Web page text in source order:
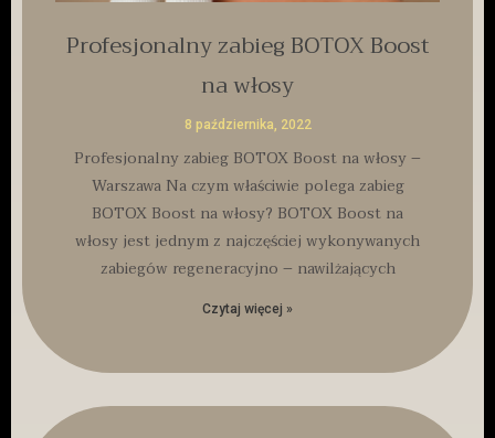
Profesjonalny zabieg BOTOX Boost
na włosy
8 października, 2022
Profesjonalny zabieg BOTOX Boost na włosy –
Warszawa Na czym właściwie polega zabieg
BOTOX Boost na włosy? BOTOX Boost na
włosy jest jednym z najczęściej wykonywanych
zabiegów regeneracyjno – nawilżających
Czytaj więcej »